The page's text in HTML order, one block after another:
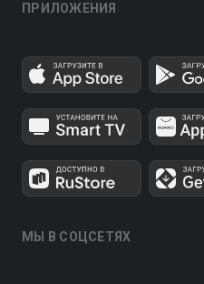
ПРИЛОЖЕНИЯ
МЫ В СОЦСЕТЯХ